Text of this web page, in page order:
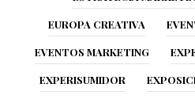
EUROPA CREATIVA
EVENTOS MARKETING
EXPERISUMIDOR